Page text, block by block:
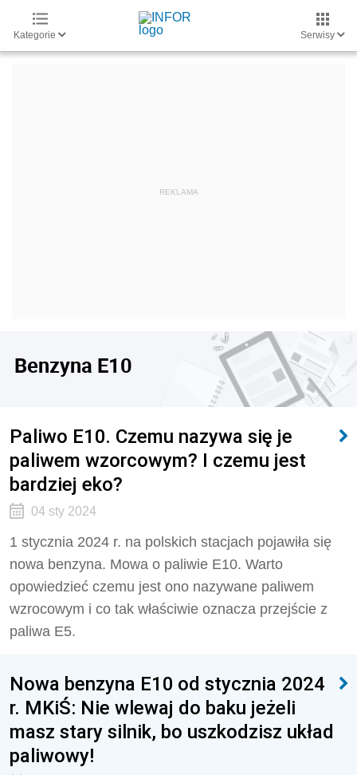
Kategorie Serwisy
Benzyna E10
Paliwo E10. Czemu nazywa się je
paliwem wzorcowym? I czemu jest
bardziej eko?
04 sty 2024
1 stycznia 2024 r. na polskich stacjach pojawiła się
nowa benzyna. Mowa o paliwie E10. Warto
opowiedzieć czemu jest ono nazywane paliwem
wzrocowym i co tak właściwie oznacza przejście z
paliwa E5.
Nowa benzyna E10 od stycznia 2024
r. MKiŚ: Nie wlewaj do baku jeżeli
masz stary silnik, bo uszkodzisz układ
paliwowy!